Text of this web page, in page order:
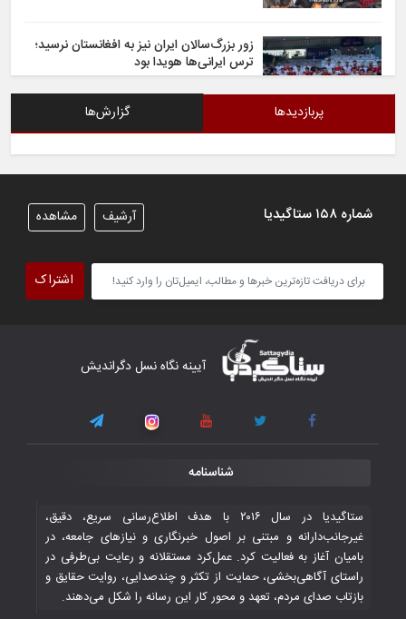
زور بزرگ‌سالان ایران نیز به افغانستان نرسید؛
ترس ایرانی‌ها هویدا بود
پیروزی قاطع در برابر تاجیکستان محکم
برداشت
کار دشوار تیم ملی فوتسال افغانستان در
گروه مرگ بازی‌های همبستگی کشورهای
اسلامی
تاریخی ایران
جوانان فوتسالیست کشور با گلباران تایلند به
فینال رفتند
۲۸ October ۲۰۲۵
پربازدیدها گزارش‌ها
شماره ۱۵۸ ستاگیدیا مشاهده آرشیف
اشتراک
آیینه نگاه نسل دگراندیش
شناسنامه
ستاگیدیا در سال ۲۰۱۶ با هدف اطلاع‌رسانی سریع، دقیق،
غیرجانب‌دارانه و مبتنی بر اصول خبرنگاری و نیازهای جامعه، در
بامیان آغاز به فعالیت کرد. عمل‌کرد مستقلانه و رعایت بی‌طرفی در
راستای آگاهی‌بخشی، حمایت از تکثر و چندصدایی، روایت حقایق و
بازتاب صدای مردم، تعهد و محور کار این رسانه را شکل می‌دهند.